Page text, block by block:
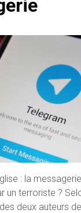
: la
un terroriste ?
deux auteurs